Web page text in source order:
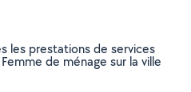
les prestations de services
de ménage sur la ville